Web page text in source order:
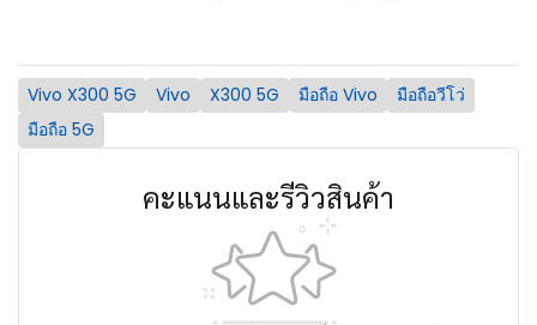
Vivo X300 5G Vivo X300 5G มือถือ Vivo
มือถือวีโว่
มือถือ 5G
คะแนนและรีวิวสินค้า